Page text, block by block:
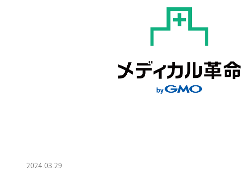
2024.03.29